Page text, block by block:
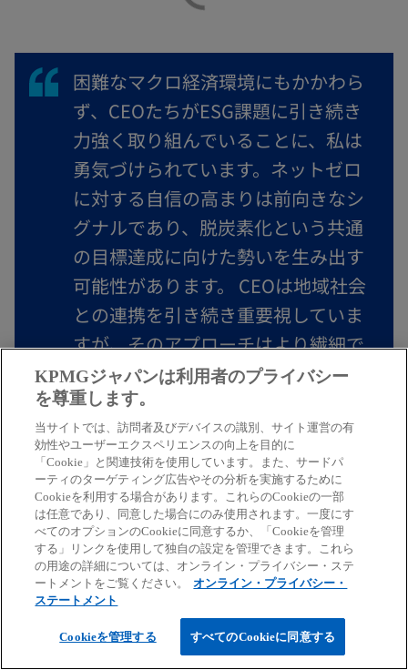
困難なマクロ経済環境にもかかわら
ず、CEOたちがESG課題に引き続き
力強く取り組んでいることに、私は
勇気づけられています。ネットゼロ
に対する自信の高まりは前向きなシ
グナルであり、脱炭素化という共通
の目標達成に向けた勢いを生み出す
可能性があります。 CEOは地域社会
との連携を引き続き重要視していま
すが、そのアプローチはより繊細で
複雑になりつつあります。83％の
CEOが、「政治情勢の変化、紛争、
そして気候変動が地域社会に与える
短期・長期の影響に対応するために
は、地方分権的なアプローチと中央
集権的なアプローチのバランスがま
すます重要になっている」と認識し
ています。
John McCalla-Leacy
Head of Global ESG
KPMGジャパンは利用者のプライバシー
を尊重します。
当サイトでは、訪問者及びデバイスの識別、サイト運営の有
効性やユーザーエクスペリエンスの向上を目的に
「Cookie」と関連技術を使用しています。また、サードパ
ーティのターゲティング広告やその分析を実施するために
Cookieを利用する場合があります。これらのCookieの一部
は任意であり、同意した場合にのみ使用されます。一度にす
べてのオプションのCookieに同意するか、「Cookieを管理
する」リンクを使用して独自の設定を管理できます。これら
の用途の詳細については、オンライン・プライバシー・ステ
ートメントをご覧ください。
オンライン・プライバシー・
ステートメント
Cookieを管理する すべてのCookieに同意する